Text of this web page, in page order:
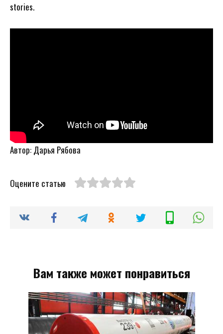
stories.
Автор: Дарья Рябова
Оцените статью
Вам также может понравиться